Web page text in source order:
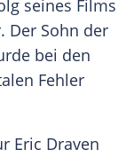
seines Films
Der Sohn der
bei den
Fehler
Eric Draven